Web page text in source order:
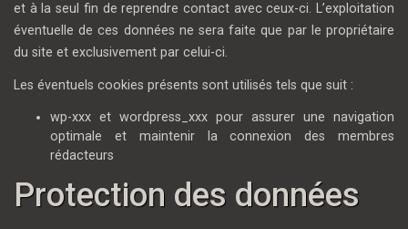
et à la seul fin de reprendre contact avec ceux-ci. L’exploitation
éventuelle de ces données ne sera faite que par le propriétaire
du site et exclusivement par celui-ci.
Les éventuels cookies présents sont utilisés tels que suit :
wp-xxx et wordpress_xxx pour assurer une navigation
optimale et maintenir la connexion des membres
rédacteurs
Protection des données